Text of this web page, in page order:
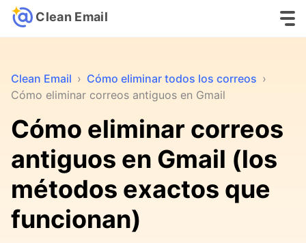
Clean Email
Clean Email › Cómo eliminar todos los correos ›
Cómo eliminar correos antiguos en Gmail
Cómo eliminar correos
antiguos en Gmail (los
métodos exactos que
funcionan)